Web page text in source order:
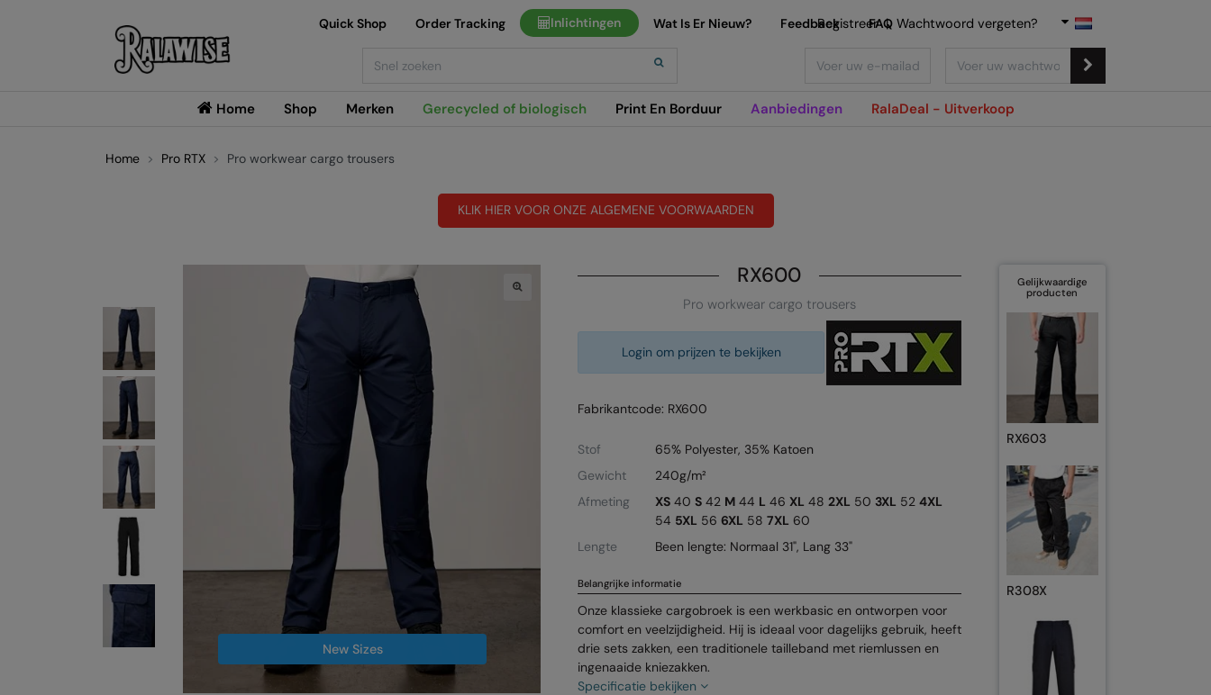
Home Shop Merken Gerecycled of biologisch Print En Borduur Aanbiedingen RalaDeal - Uitverkoop
Quick Shop Order Tracking Inlichtingen Wat Is Er Nieuw? Feedback FAQ
Registreer | Wachtwoord vergeten?
Home Pro RTX Pro workwear cargo trousers
KLIK HIER VOOR ONZE ALGEMENE VOORWAARDEN
RX600
Pro workwear cargo trousers
Login om prijzen te bekijken
Fabrikantcode: RX600
Stof
65% Polyester, 35% Katoen
Gewicht
240g/m²
Afmeting
XS40 S42 M44 L 46 XL 48 2XL 50 3XL 52 4XL
54 5XL 56 6XL 58 7XL 60
Lengte
Been lengte: Normaal 31", Lang 33"
Belangrijke informatie
Onze klassieke cargobroek is een werkbasic en ontworpen voor
comfort en veelzijdigheid. Hij is ideaal voor dagelijks gebruik, heeft
drie sets zakken, een traditionele tailleband met riemlussen en
ingenaaide kniezakken.
Specificatie bekijken
New Sizes
Gelijkwaardige
producten
RX603
R308X